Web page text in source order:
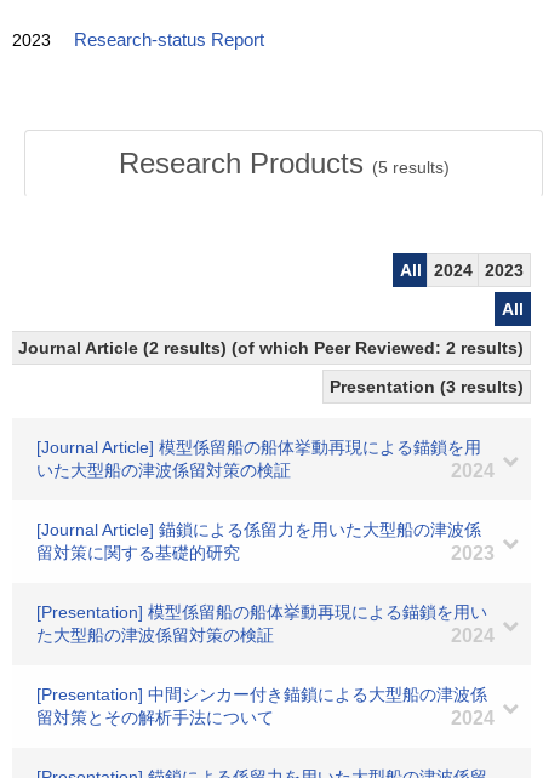
2023 Research-status Report
Research Products (5 results)
All 2024
2023
All
Journal Article (2 results) (of which Peer Reviewed: 2 results)
Presentation (3 results)
[Journal Article] 模型係留船の船体挙動再現による錨鎖を用
いた大型船の津波係留対策の検証
2024
[Journal Article] 錨鎖による係留力を用いた大型船の津波係
留対策に関する基礎的研究
2023
[Presentation] 模型係留船の船体挙動再現による錨鎖を用い
た大型船の津波係留対策の検証
2024
[Presentation] 中間シンカー付き錨鎖による大型船の津波係
留対策とその解析手法について
2024